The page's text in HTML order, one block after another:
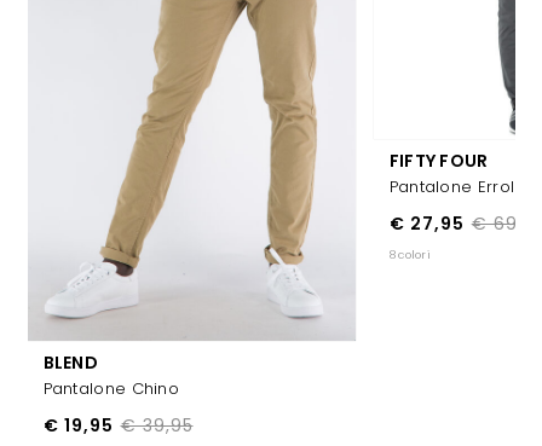
BLEND
Pantalone Chino
€ 39,95
€ 19,95
FIFTY FOUR
Pantalone Errol
€
€ 27,95
8 colori